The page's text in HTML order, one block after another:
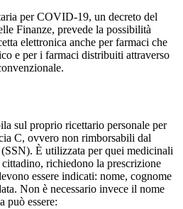
per COVID-19, un decreto del
Finanze, prevede la possibilità
elettronica anche per farmaci che
e per i farmaci distribuiti attraverso
sul proprio ricettario personale per
C, ovvero non rimborsabili dal
È utilizzata per quei medicinali
richiedono la prescrizione
essere indicati: nome, cognome
Non è necessario invece il nome
può essere: